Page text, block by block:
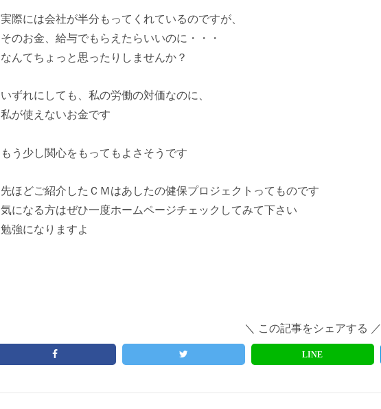
実際には会社が半分もってくれているのですが、
そのお金、給与でもらえたらいいのに・・・
なんてちょっと思ったりしませんか？
いずれにしても、私の労働の対価なのに、
私が使えないお金です
もう少し関心をもってもよさそうです
先ほどご紹介したＣＭはあしたの健保プロジェクトってものです
気になる方はぜひ一度ホームページチェックしてみて下さい
勉強になりますよ
＼ この記事をシェアする ／
LINE